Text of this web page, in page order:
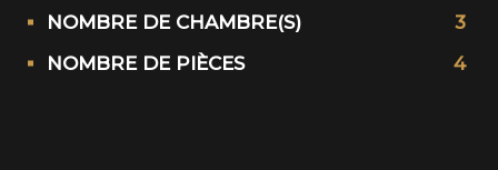
NOMBRE DE CHAMBRE(S)
3
NOMBRE DE PIÈCES
4